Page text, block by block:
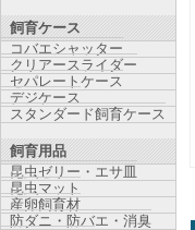
飼育ケース
コバエシャッター
クリアースライダー
セパレートケース
デジケース
スタンダード飼育ケース
飼育用品
昆虫ゼリー・エサ皿
昆虫マット
産卵飼育材
防ダニ・防バエ・消臭